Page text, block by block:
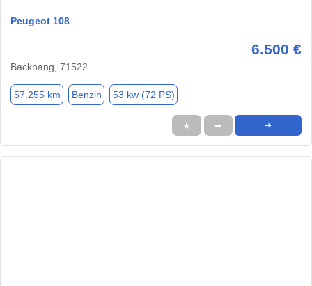
Peugeot 108
6.500 €
Backnang, 71522
57.255 km Benzin 53 kw (72 PS)
★ ➦ ➜